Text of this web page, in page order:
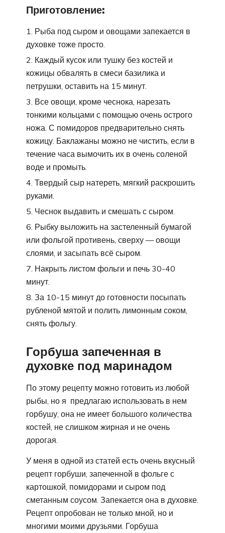
Приготовление:
Рыба под сыром и овощами запекается в
духовке тоже просто.
Каждый кусок или тушку без костей и
кожицы обвалять в смеси базилика и
петрушки, оставить на 15 минут.
Все овощи, кроме чеснока, нарезать
тонкими кольцами с помощью очень острого
ножа. С помидоров предварительно снять
кожицу. Баклажаны можно не чистить, если в
течение часа вымочить их в очень соленой
воде и промыть.
Твердый сыр натереть, мягкий раскрошить
руками.
Чеснок выдавить и смешать с сыром.
Рыбку выложить на застеленный бумагой
или фольгой противень, сверху — овощи
слоями, и засыпать всё сыром.
Накрыть листом фольги и печь 30-40
минут.
За 10-15 минут до готовности посыпать
рубленой мятой и полить лимонным соком,
снять фольгу.
Горбуша запеченная в
духовке под маринадом
По этому рецепту можно готовить из любой
рыбы, но я предлагаю использовать в нем
горбушу, она не имеет большого количества
костей, не слишком жирная и не очень
дорогая.
У меня в одной из статей есть очень вкусный
рецепт горбуши, запеченной в фольге с
картошкой, помидорами и сыром под
сметанным соусом. Запекается она в духовке.
Рецепт опробован не только мной, но и
многими моими друзьями. Горбуша